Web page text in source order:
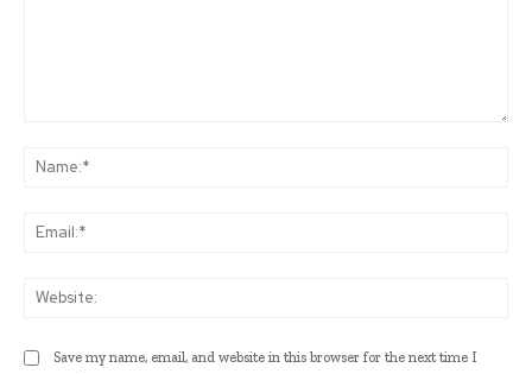
Save my name, email, and website in this browser for the next time I